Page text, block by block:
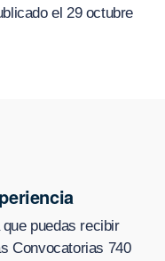
el 29 octubre
puedas recibir
Convocatorias 740